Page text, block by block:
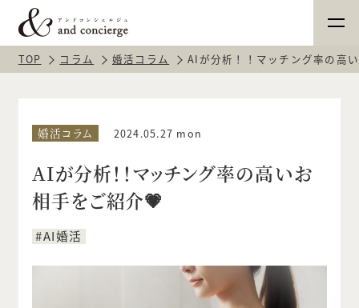
TOP コラム 婚活コラム AIが分析！！マッチング率の高
婚活コラム 2024.05.27 mon
AIが分析！！マッチング率の高いお
相手をご紹介💗
AI婚活